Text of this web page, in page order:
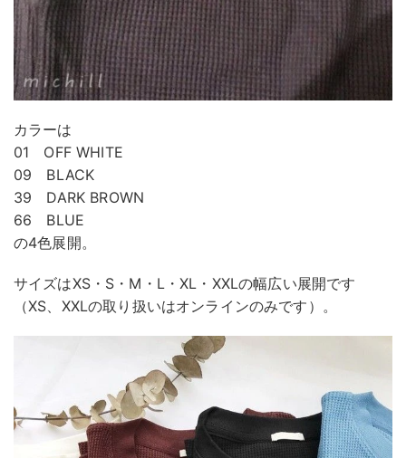
カラーは
01 OFF WHITE
09 BLACK
39 DARK BROWN
66 BLUE
の4色展開。
サイズはXS・S・M・L・XL・XXLの幅広い展開です
（XS、XXLの取り扱いはオンラインのみです）。